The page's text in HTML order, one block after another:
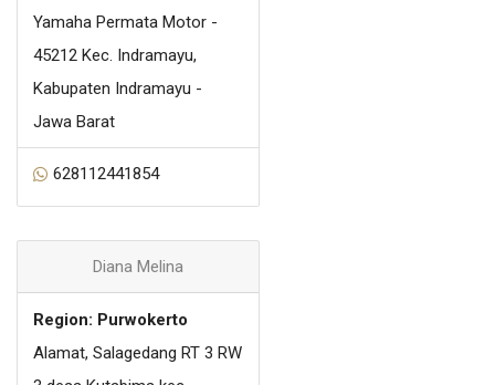
Yamaha Permata Motor -
45212 Kec. Indramayu,
Kabupaten Indramayu -
Jawa Barat
628112441854
Diana Melina
Region: Purwokerto
Alamat, Salagedang RT 3 RW